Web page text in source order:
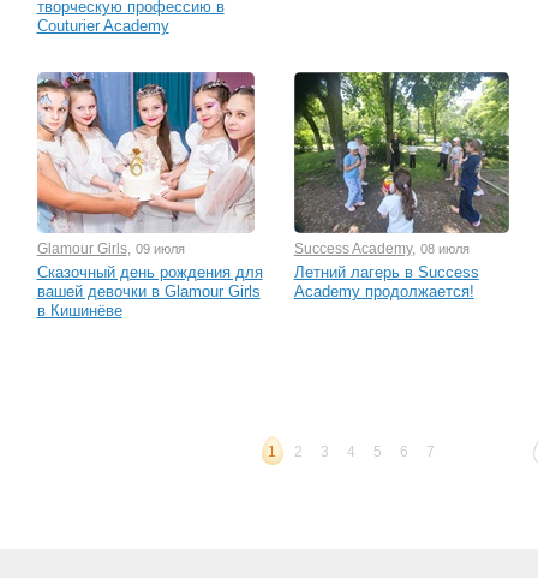
творческую профессию в
Couturier Academy
Glamour Girls, 09 июля
Сказочный день рождения для
вашей девочки в Glamour Girls
в Кишинёве
Success Academy, 08 июля
Летний лагерь в Success
Academy продолжается!
1 2 3 4 5 6 7